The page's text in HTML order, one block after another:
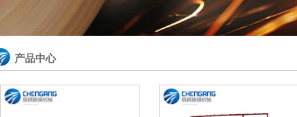
产品中心